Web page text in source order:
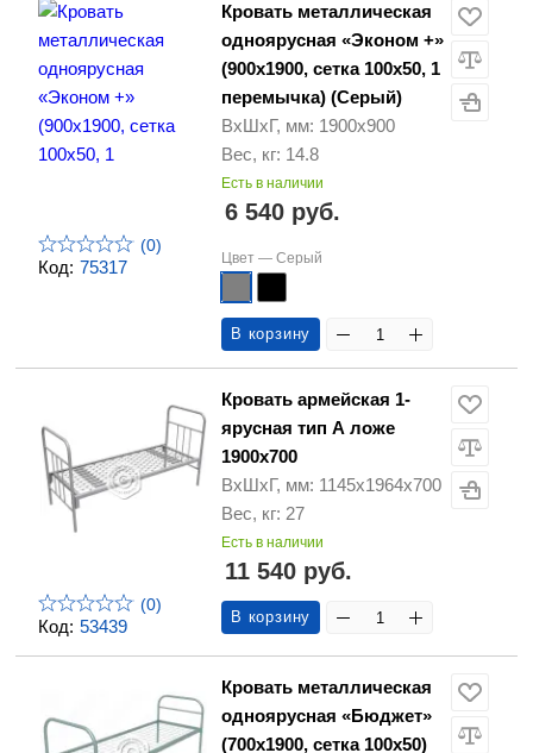
Код: 75317
(0)
Кровать металлическая
одноярусная «Эконом +»
(900х1900, сетка 100х50, 1
перемычка) (Серый)
ВхШхГ, мм: 1900х900
Вес, кг: 14.8
Есть в наличии
6 540 руб.
Цвет — Серый
В корзину
Код: 53439
(0)
Кровать армейская 1-
ярусная тип А ложе
1900х700
ВхШхГ, мм: 1145х1964х700
Вес, кг: 27
Есть в наличии
11 540 руб.
В корзину
Кровать металлическая
одноярусная «Бюджет»
(700х1900, сетка 100х50)